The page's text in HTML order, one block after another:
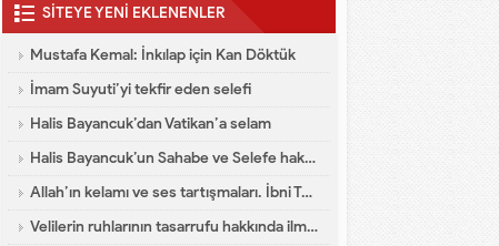
SİTEYE YENİ EKLENENLER
Mustafa Kemal: İnkılap için Kan Döktük
İmam Suyuti’yi tekfir eden selefi
Halis Bayancuk’dan Vatikan’a selam
Halis Bayancuk’un Sahabe ve Selefe hakareti
Allah’ın kelamı ve ses tartışmaları. İbni Teymiyye dalaleti
Velilerin ruhlarının tasarrufu hakkında ilmi yazı